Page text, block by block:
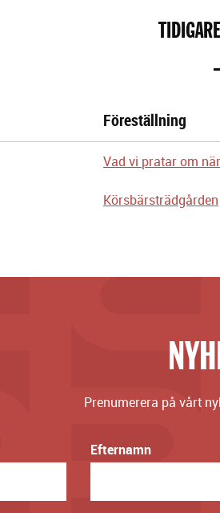
Föreställning
Vad vi pratar om
Körsbärsträdgården
Prenumerera på vårt
Efternamn